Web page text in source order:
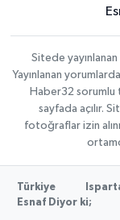
Sitede
Yayınlanan
Haber32 sorumlu
sayfada açılır.
fotoğraflar izin
Türkiye
Esnaf Diyor ki;